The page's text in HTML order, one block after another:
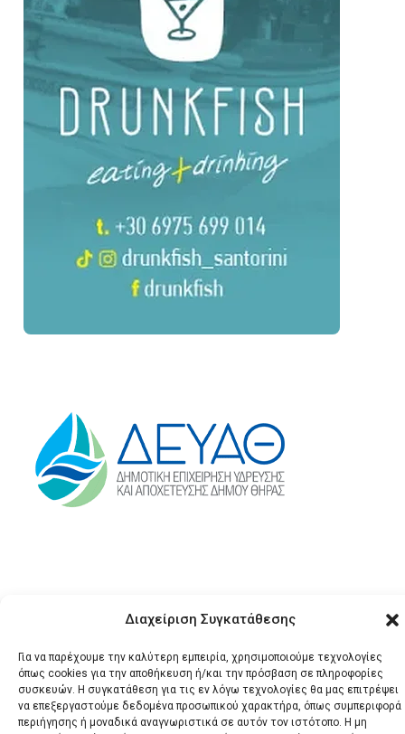
Διαχείριση Συγκατάθεσης
Για να παρέχουμε την καλύτερη εμπειρία, χρησιμοποιούμε τεχνολογίες
όπως cookies για την αποθήκευση ή/και την πρόσβαση σε πληροφορίες
συσκευών. Η συγκατάθεση για τις εν λόγω τεχνολογίες θα μας επιτρέψει
να επεξεργαστούμε δεδομένα προσωπικού χαρακτήρα, όπως συμπεριφορά
περιήγησης ή μοναδικά αναγνωριστικά σε αυτόν τον ιστότοπο. Η μη
© 2026 Santonews - Όλα
τα δικαιώματα
κατοχυρωμένα.